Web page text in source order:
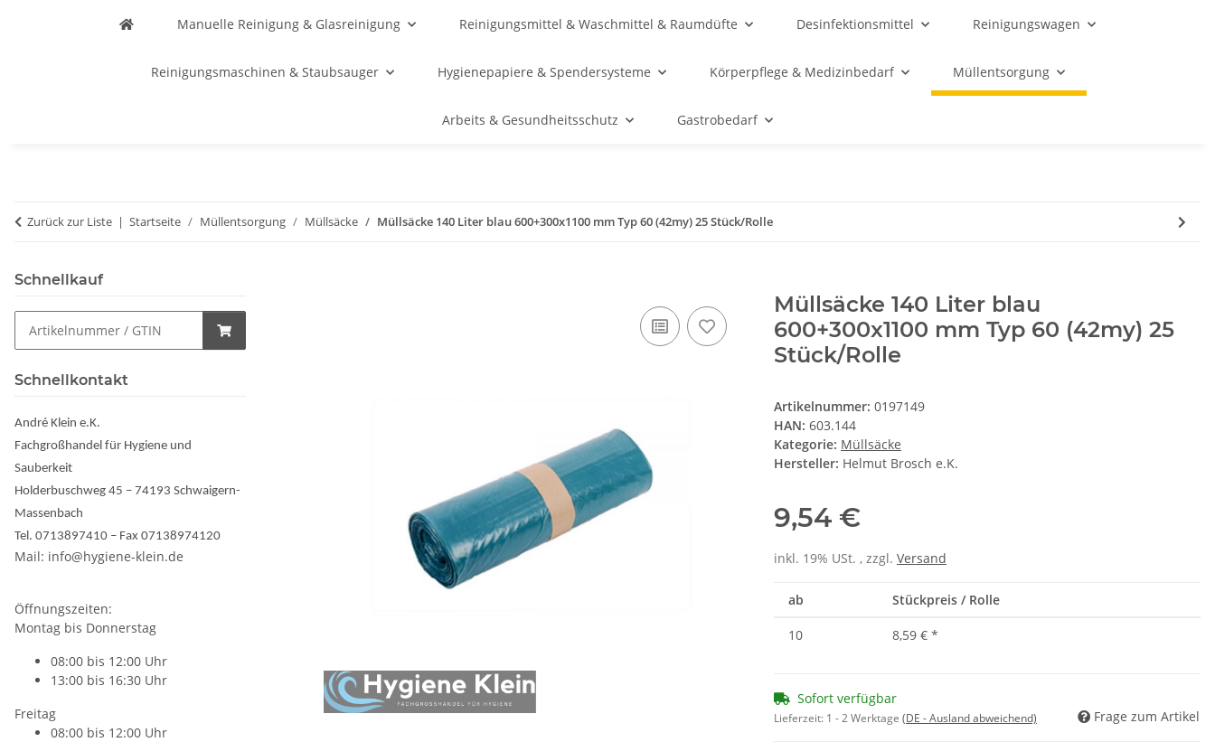
Manuelle Reinigung & Glasreinigung Reinigungsmittel & Waschmittel & Raumdüfte Desinfektionsmittel Reinigungswagen
Reinigungsmaschinen & Staubsauger Hygienepapiere & Spendersysteme Körperpflege & Medizinbedarf Müllentsorgung
Arbeits & Gesundheitsschutz Gastrobedarf
Zurück zur Liste Startseite Müllentsorgung Müllsäcke Müllsäcke 140 Liter blau 600+300x1100 mm Typ 60 (42my) 25 Stück/Rolle
Müllsäcke 140 Liter blau
600+300x1100 mm Typ 60 (42my) 25
Stück/Rolle
Artikelnummer: 0197149
HAN: 603.144
Kategorie: Müllsäcke
Hersteller: Helmut Brosch e.K.
9,54 €
inkl. 19% USt. , zzgl. Versand
ab Stückpreis / Rolle
10 8,59 € *
Sofort verfügbar
Lieferzeit: 1 - 2 Werktage (DE - Ausland abweichend) Frage zum Artikel
Schnellkauf
Schnellkontakt
André Klein e.K.
Fachgroßhandel für Hygiene und
Sauberkeit
Holderbuschweg 45 – 74193 Schwaigern-
Massenbach
Tel. 0713897410 – Fax 07138974120
Mail: info@hygiene-klein.de
Öffnungszeiten:
Montag bis Donnerstag
08:00 bis 12:00 Uhr
13:00 bis 16:30 Uhr
Freitag
08:00 bis 12:00 Uhr